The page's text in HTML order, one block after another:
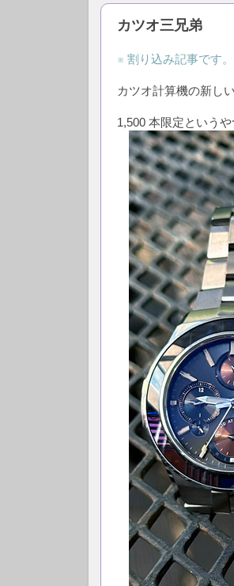
カツオ三兄弟
※ 割り込み記事です
カツオ計算機の新し
1,500 本限定という